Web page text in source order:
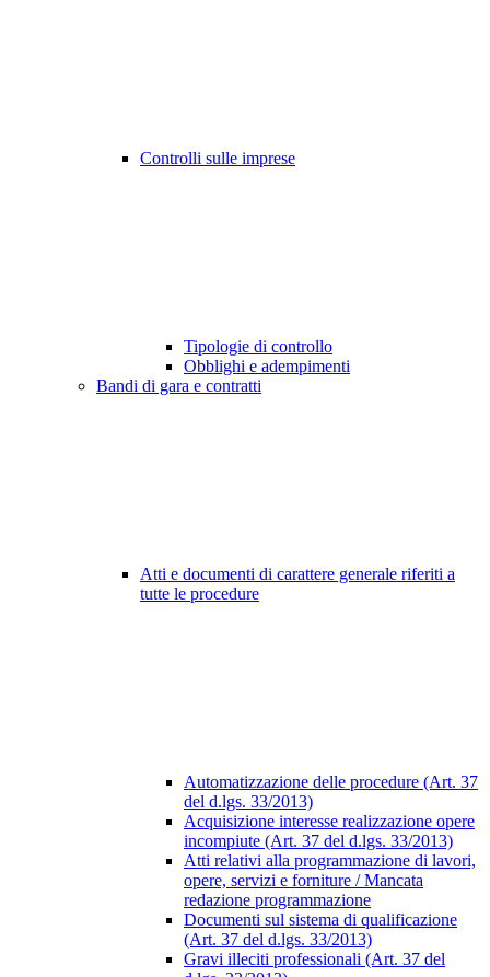
Controlli sulle imprese
Tipologie di controllo
Obblighi e adempimenti
Bandi di gara e contratti
Atti e documenti di carattere generale riferiti a
tutte le procedure
Automatizzazione delle procedure (Art. 37
del d.lgs. 33/2013)
Acquisizione interesse realizzazione opere
incompiute (Art. 37 del d.lgs. 33/2013)
Atti relativi alla programmazione di lavori,
opere, servizi e forniture / Mancata
redazione programmazione
Documenti sul sistema di qualificazione
(Art. 37 del d.lgs. 33/2013)
Gravi illeciti professionali (Art. 37 del